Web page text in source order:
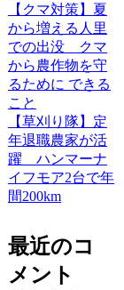
【クマ対策】夏
から増える人里
での出没 クマ
から農作物を守
るために できる
こと
【草刈り隊】定
年退職農家が活
躍 ハンマーナ
イフモア2台で年
間200km
最近のコ
メント